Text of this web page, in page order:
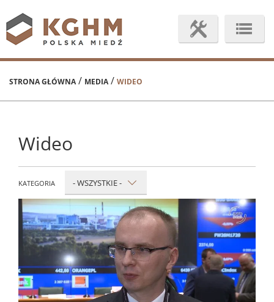
STRONA GŁÓWNA/ MEDIA/ WIDEO
Wideo
KATEGORIA - WSZYSTKIE -